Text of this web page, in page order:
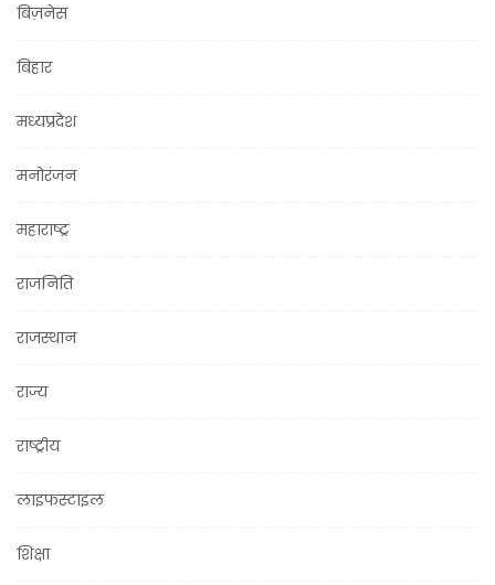
बिज़नेस
बिहार
मध्यप्रदेश
मनोरंजन
महाराष्ट्र
राजनिति
राजस्थान
राज्य
राष्ट्रीय
लाइफस्टाइल
शिक्षा